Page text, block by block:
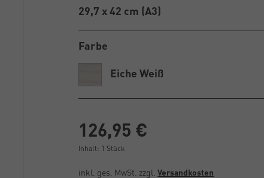
29,7 x 42 cm (A3)
Farbe
Eiche Weiß
126,95 €
Inhalt: 1 Stück
inkl. ges. MwSt. zzgl.Versandkosten